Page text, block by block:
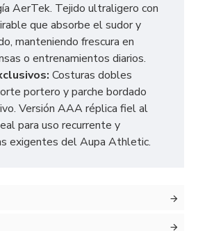
AerTek. Tejido ultraligero con
que absorbe el sudor y
manteniendo frescura en
o entrenamientos diarios.
Costuras dobles
portero y parche bordado
Versión AAA réplica fiel al
para uso recurrente y
exigentes del Aupa Athletic.